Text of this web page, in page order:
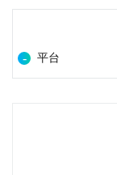
平台